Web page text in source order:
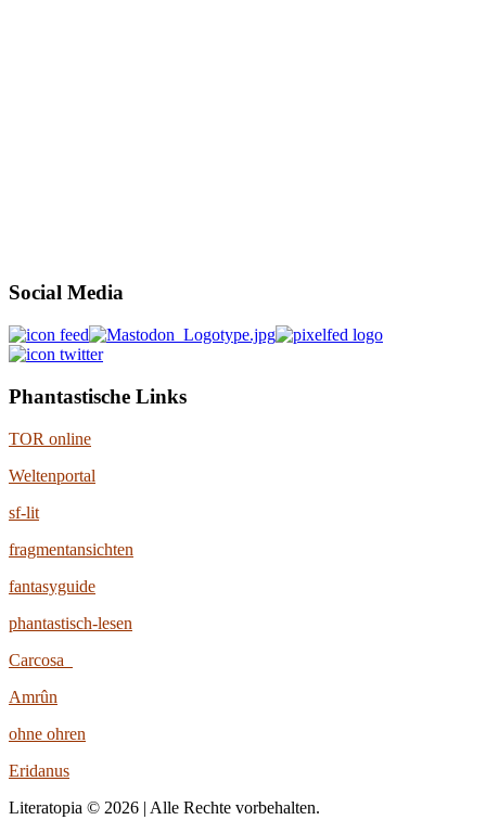
Social Media
Phantastische Links
TOR online
Weltenportal
sf-lit
fragmentansichten
fantasyguide
phantastisch-lesen
Carcosa
Amrûn
ohne ohren
Eridanus
Literatopia © 2026 | Alle Rechte vorbehalten.